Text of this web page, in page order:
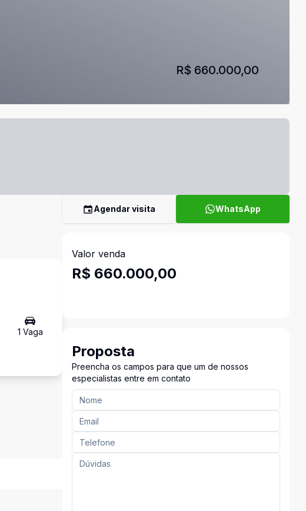
R$ 660.000,00
1 Vaga
Agendar visita WhatsApp
Valor venda
R$ 660.000,00
Proposta
Preencha os campos para que um de nossos
especialistas entre em contato